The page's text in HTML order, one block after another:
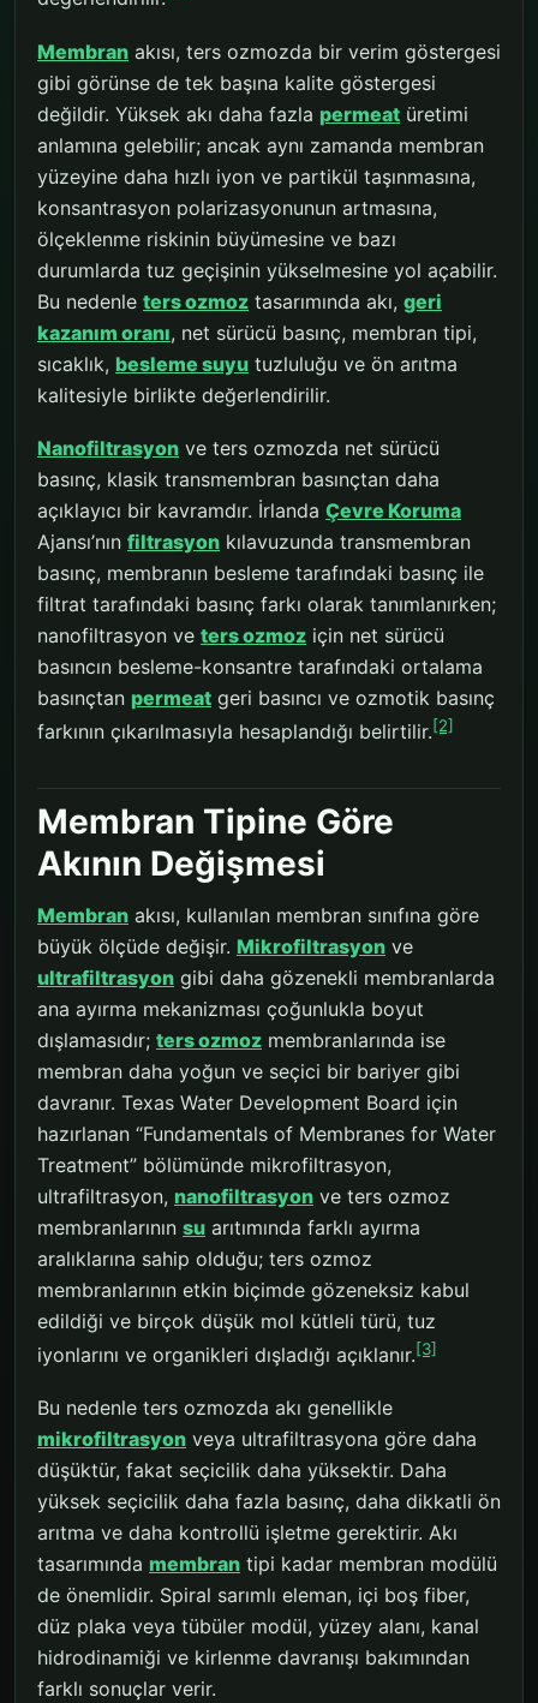
Membran akısı, ters ozmozda bir verim göstergesi
gibi görünse de tek başına kalite göstergesi
değildir. Yüksek akı daha fazla permeat üretimi
anlamına gelebilir; ancak aynı zamanda membran
yüzeyine daha hızlı iyon ve partikül taşınmasına,
konsantrasyon polarizasyonunun artmasına,
ölçeklenme riskinin büyümesine ve bazı
durumlarda tuz geçişinin yükselmesine yol açabilir.
Bu nedenle ters ozmoz tasarımında akı, geri
kazanım oranı, net sürücü basınç, membran tipi,
sıcaklık, besleme suyu tuzluluğu ve ön arıtma
kalitesiyle birlikte değerlendirilir.
Nanofiltrasyon ve ters ozmozda net sürücü
basınç, klasik transmembran basınçtan daha
açıklayıcı bir kavramdır. İrlanda Çevre Koruma
Ajansı’nın filtrasyon kılavuzunda transmembran
basınç, membranın besleme tarafındaki basınç ile
filtrat tarafındaki basınç farkı olarak tanımlanırken;
nanofiltrasyon ve ters ozmoz için net sürücü
basıncın besleme-konsantre tarafındaki ortalama
basınçtan permeat geri basıncı ve ozmotik basınç
farkının çıkarılmasıyla hesaplandığı belirtilir.[2]
Membran Tipine Göre
Akının Değişmesi
Membran akısı, kullanılan membran sınıfına göre
büyük ölçüde değişir. Mikrofiltrasyon ve
ultrafiltrasyon gibi daha gözenekli membranlarda
ana ayırma mekanizması çoğunlukla boyut
dışlamasıdır; ters ozmoz membranlarında ise
membran daha yoğun ve seçici bir bariyer gibi
davranır. Texas Water Development Board için
hazırlanan “Fundamentals of Membranes for Water
Treatment” bölümünde mikrofiltrasyon,
ultrafiltrasyon, nanofiltrasyon ve ters ozmoz
membranlarının su arıtımında farklı ayırma
aralıklarına sahip olduğu; ters ozmoz
membranlarının etkin biçimde gözeneksiz kabul
edildiği ve birçok düşük mol kütleli türü, tuz
iyonlarını ve organikleri dışladığı açıklanır.[3]
Bu nedenle ters ozmozda akı genellikle
mikrofiltrasyon veya ultrafiltrasyona göre daha
düşüktür, fakat seçicilik daha yüksektir. Daha
yüksek seçicilik daha fazla basınç, daha dikkatli ön
arıtma ve daha kontrollü işletme gerektirir. Akı
tasarımında membran tipi kadar membran modülü
de önemlidir. Spiral sarımlı eleman, içi boş fiber,
düz plaka veya tübüler modül, yüzey alanı, kanal
hidrodinamiği ve kirlenme davranışı bakımından
farklı sonuçlar verir.